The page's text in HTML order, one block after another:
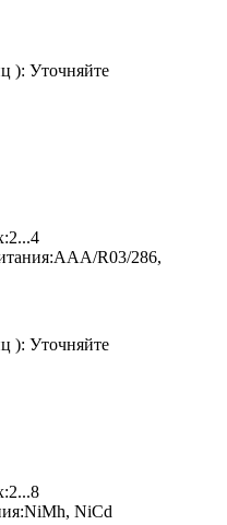
): Уточняйте
2...4
AAA/R03/286,
): Уточняйте
2...8
NiMh, NiCd